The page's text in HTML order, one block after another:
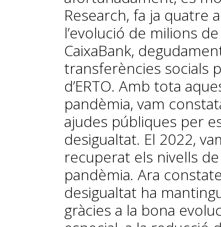
Research, fa ja quatre
l’evolució de milions
CaixaBank,
transferències socials
d’ERTO. Amb tota
pandèmia, vam
ajudes públiques per
desigualtat. El 2022,
recuperat els nivells
pandèmia. Ara
desigualtat ha
gràcies a la bona